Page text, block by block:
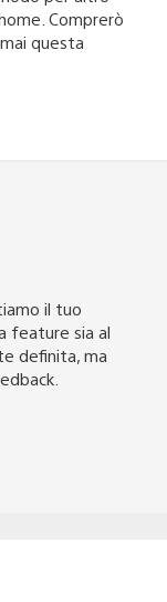
Comprerò
questa
il tuo
feature sia al
definita, ma